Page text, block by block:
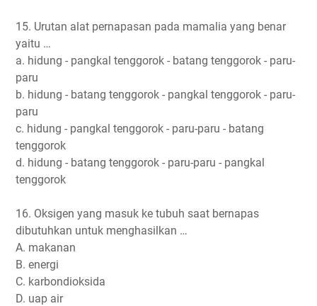
15. Urutan alat pernapasan pada mamalia yang benar
yaitu …
a. hidung - pangkal tenggorok - batang tenggorok - paru-
paru
b. hidung - batang tenggorok - pangkal tenggorok - paru-
paru
c. hidung - pangkal tenggorok - paru-paru - batang
tenggorok
d. hidung - batang tenggorok - paru-paru - pangkal
tenggorok
16. Oksigen yang masuk ke tubuh saat bernapas
dibutuhkan untuk menghasilkan …
A. makanan
B. energi
C. karbondioksida
D. uap air